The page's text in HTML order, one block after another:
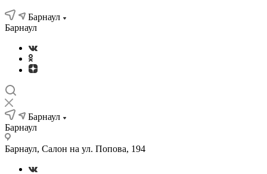
Барнаул
Барнаул
Барнаул
Барнаул
Барнаул, Салон на ул. Попова, 194